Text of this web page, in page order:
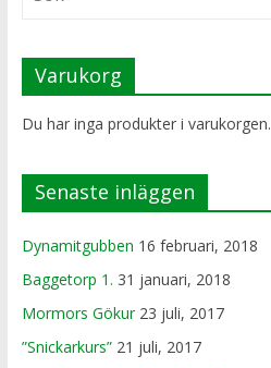
Varukorg
Du har inga produkter i varukorgen.
Senaste inläggen
Dynamitgubben 16 februari, 2018
Baggetorp 1. 31 januari, 2018
Mormors Gökur 23 juli, 2017
”Snickarkurs” 21 juli, 2017